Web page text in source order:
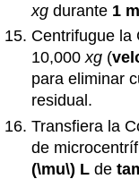
xg durante 1
Centrifugue
10,000xg (
para eliminar
residual.
Transfiera la
de
(\mu\) L de